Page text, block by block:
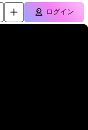
ログイン